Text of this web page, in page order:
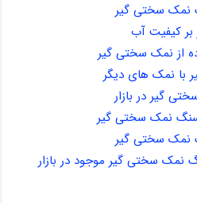
نمک سختی گیر
کیفیت آب
از نمک سختی گیر
نمک های دیگر
گیر در بازار
نمک سختی گیر
نمک سختی گیر
نمک سختی گیر موجود در بازار